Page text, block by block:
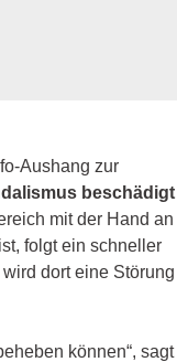
Aushang zur
beschädigt
mit der Hand an
folgt ein schneller
dort eine Störung
können“, sagt